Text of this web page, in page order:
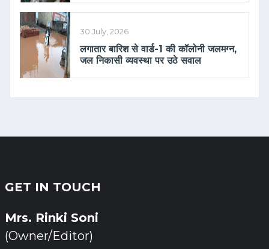
30 July, 2026
लगातार बारिश से वार्ड-1 की कॉलोनी जलमग्न,
जल निकासी व्यवस्था पर उठे सवाल
GET IN TOUCH
Mrs. Rinki Soni
(Owner/Editor)